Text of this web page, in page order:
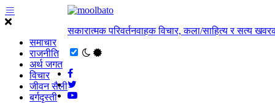
समाचार
राजनीति
अर्थ जगत
विचार
जीवन सैली
बर्गदृस्ती
सकारात्मक परिवर्तनवाहक विचार, कला/साहित्य र सत्य